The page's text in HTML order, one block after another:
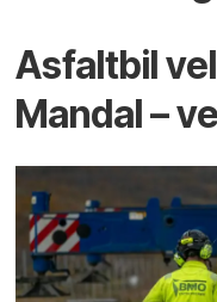
Asfaltbil
Mandal –